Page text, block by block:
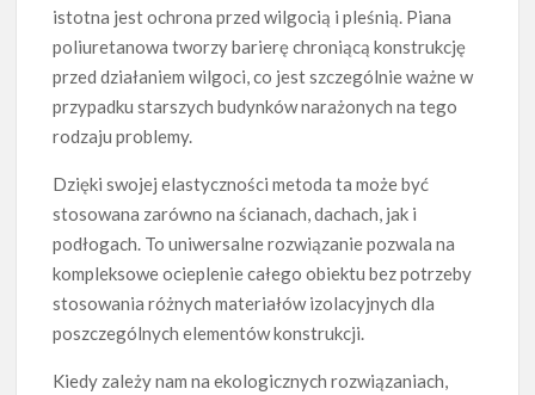
istotna jest ochrona przed wilgocią i pleśnią. Piana
poliuretanowa tworzy barierę chroniącą konstrukcję
przed działaniem wilgoci, co jest szczególnie ważne w
przypadku starszych budynków narażonych na tego
rodzaju problemy.
Dzięki swojej elastyczności metoda ta może być
stosowana zarówno na ścianach, dachach, jak i
podłogach. To uniwersalne rozwiązanie pozwala na
kompleksowe ocieplenie całego obiektu bez potrzeby
stosowania różnych materiałów izolacyjnych dla
poszczególnych elementów konstrukcji.
Kiedy zależy nam na ekologicznych rozwiązaniach,